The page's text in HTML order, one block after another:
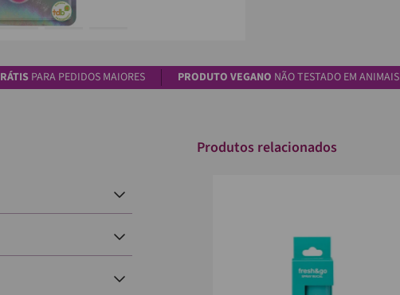
PARA PEDIDOS MAIORES PRODUTO VEGANO NÃO TESTADO EM ANIMAIS
Produtos relacionados